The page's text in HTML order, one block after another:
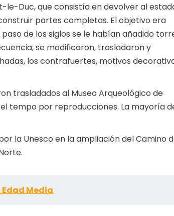
le-Duc, que consistía en devolver al
partes completas. El objetivo era
de los siglos se le habían añadido
se modificaron, trasladaron y
los contrafuertes, motivos
trasladados al Museo Arqueológico de
tempo por reproducciones. La mayoría
la Unesco en la ampliación del Camino
Media